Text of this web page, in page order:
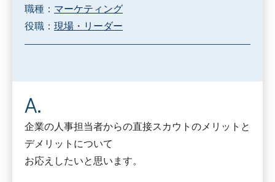
職種： マーケティング
役職： 現場・リーダー
企業の人事担当者からの直接スカウトのメリットと
デメリットについて
お応えしたいと思います。